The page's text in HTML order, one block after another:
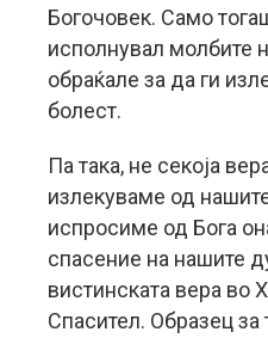
Богочовек. Само
исполнувал молбите
обраќале за да ги
болест.
Па така, не секоја
излекуваме од
испросиме од Бога
спасение на нашите
вистинската вера во
Спасител. Образец